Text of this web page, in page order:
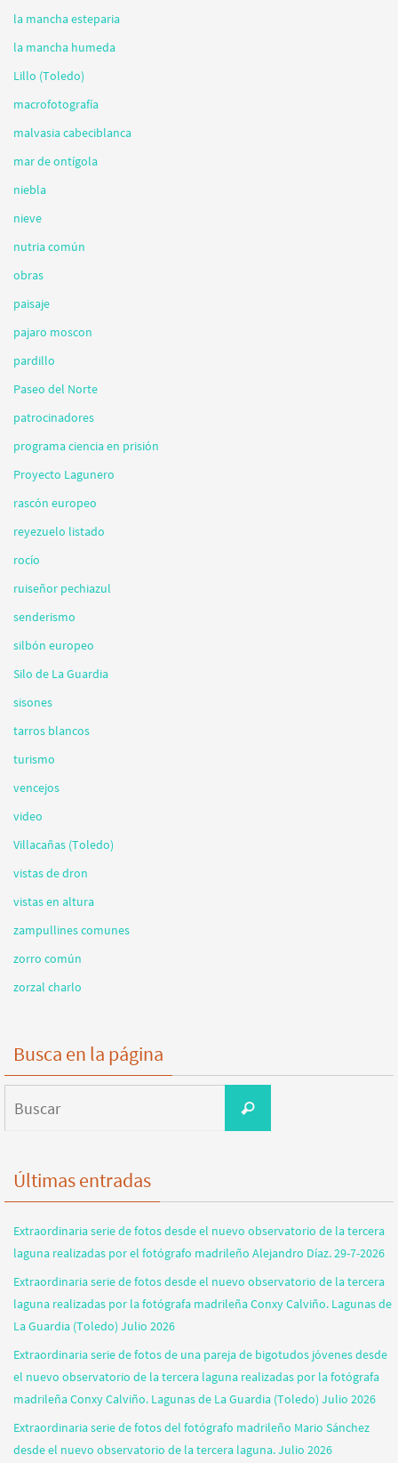
la mancha esteparia
la mancha humeda
Lillo (Toledo)
macrofotografía
malvasia cabeciblanca
mar de ontígola
niebla
nieve
nutria común
obras
paisaje
pajaro moscon
pardillo
Paseo del Norte
patrocinadores
programa ciencia en prisión
Proyecto Lagunero
rascón europeo
reyezuelo listado
rocío
ruiseñor pechiazul
senderismo
silbón europeo
Silo de La Guardia
sisones
tarros blancos
turismo
vencejos
video
Villacañas (Toledo)
vistas de dron
vistas en altura
zampullines comunes
zorro común
zorzal charlo
Busca en la página
Buscar
Últimas entradas
Extraordinaria serie de fotos desde el nuevo observatorio de la tercera
laguna realizadas por el fotógrafo madrileño Alejandro Díaz. 29-7-2026
Extraordinaria serie de fotos desde el nuevo observatorio de la tercera
laguna realizadas por la fotógrafa madrileña Conxy Calviño. Lagunas de
La Guardia (Toledo) Julio 2026
Extraordinaria serie de fotos de una pareja de bigotudos jóvenes desde
el nuevo observatorio de la tercera laguna realizadas por la fotógrafa
madrileña Conxy Calviño. Lagunas de La Guardia (Toledo) Julio 2026
Extraordinaria serie de fotos del fotógrafo madrileño Mario Sánchez
desde el nuevo observatorio de la tercera laguna. Julio 2026